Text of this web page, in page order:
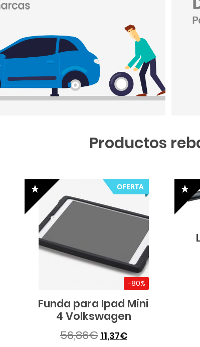
Productos
-80%
OFERTA
Funda para Ipad Mini
4 Volkswagen
56,86€ 11,37€